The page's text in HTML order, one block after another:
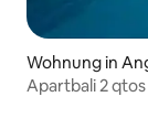
Wohnung in
Apartbali 2